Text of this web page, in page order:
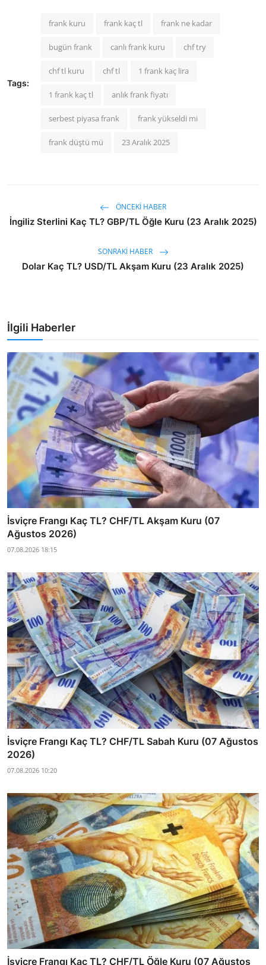
Tags:
frank kuru frank kaç tl frank ne kadar
bugün frank canlı frank kuru chf try
chf tl kuru chf tl 1 frank kaç lira
1 frank kaç tl anlık frank fiyatı
serbest piyasa frank frank yükseldi mi
frank düştü mü 23 Aralık 2025
ÖNCEKI HABER
İngiliz Sterlini Kaç TL? GBP/TL Öğle Kuru (23 Aralık 2025)
SONRAKI HABER
Dolar Kaç TL? USD/TL Akşam Kuru (23 Aralık 2025)
İlgili Haberler
İsviçre Frangı Kaç TL? CHF/TL Akşam Kuru (07
Ağustos 2026)
07.08.2026 18:15
İsviçre Frangı Kaç TL? CHF/TL Sabah Kuru (07 Ağustos
2026)
07.08.2026 10:20
İsviçre Frangı Kaç TL? CHF/TL Öğle Kuru (07 Ağustos